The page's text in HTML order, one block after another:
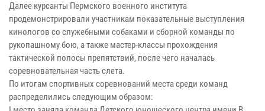
Далее курсанты Пермского военного института
продемонстрировали участникам показательные выступления
кинологов со служебными собаками и сборной команды по
рукопашному бою, а также мастер-классы прохождения
тактической полосы препятствий, после чего началась
соревновательная часть слета.
По итогам спортивных соревнований места среди команд
распределились следующим образом: